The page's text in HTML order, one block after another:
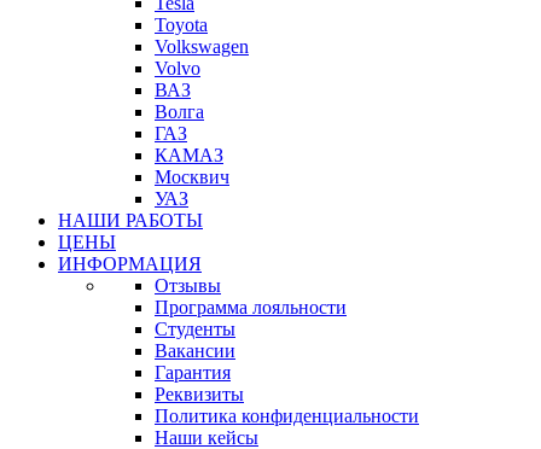
Toyota
Volkswagen
Volvo
ВАЗ
Волга
ГАЗ
КАМАЗ
Москвич
УАЗ
НАШИ РАБОТЫ
ЦЕНЫ
ИНФОРМАЦИЯ
Отзывы
Программа лояльности
Студенты
Вакансии
Гарантия
Реквизиты
Политика конфиденциальности
Наши кейсы